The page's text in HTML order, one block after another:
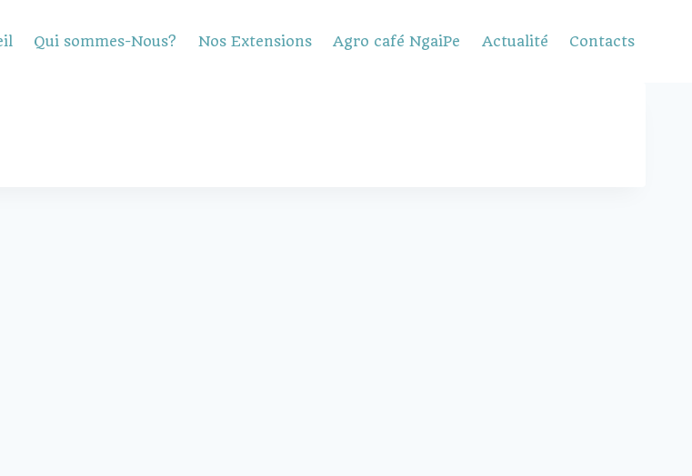
Qui sommes-Nous? Nos Extensions Agro café NgaiPe Actualité Contacts